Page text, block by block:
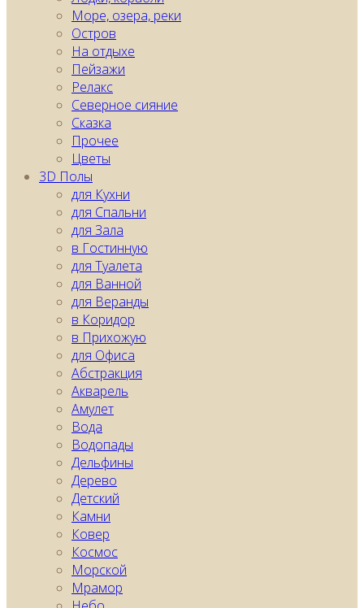
Море, озера, реки
Остров
На отдыхе
Пейзажи
Релакс
Северное сияние
Сказка
Прочее
Цветы
3D Полы
для Кухни
для Спальни
для Зала
в Гостинную
для Туалета
для Ванной
для Веранды
в Коридор
в Прихожую
для Офиса
Абстракция
Акварель
Амулет
Вода
Водопады
Дельфины
Дерево
Детский
Камни
Ковер
Космос
Морской
Мрамор